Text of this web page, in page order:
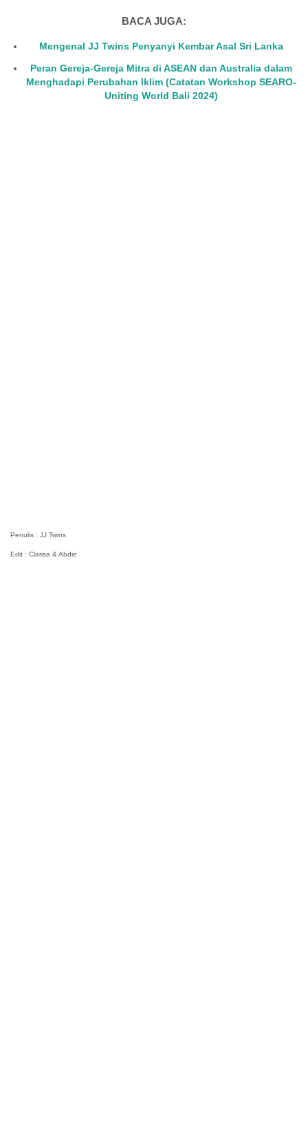
BACA JUGA:
Mengenal JJ Twins Penyanyi Kembar Asal Sri Lanka
Peran Gereja-Gereja Mitra di ASEAN dan Australia dalam
Menghadapi Perubahan Iklim (Catatan Workshop SEARO-
Uniting World Bali 2024)
Penulis : JJ Twins
Edit : Clarisa & Abdie